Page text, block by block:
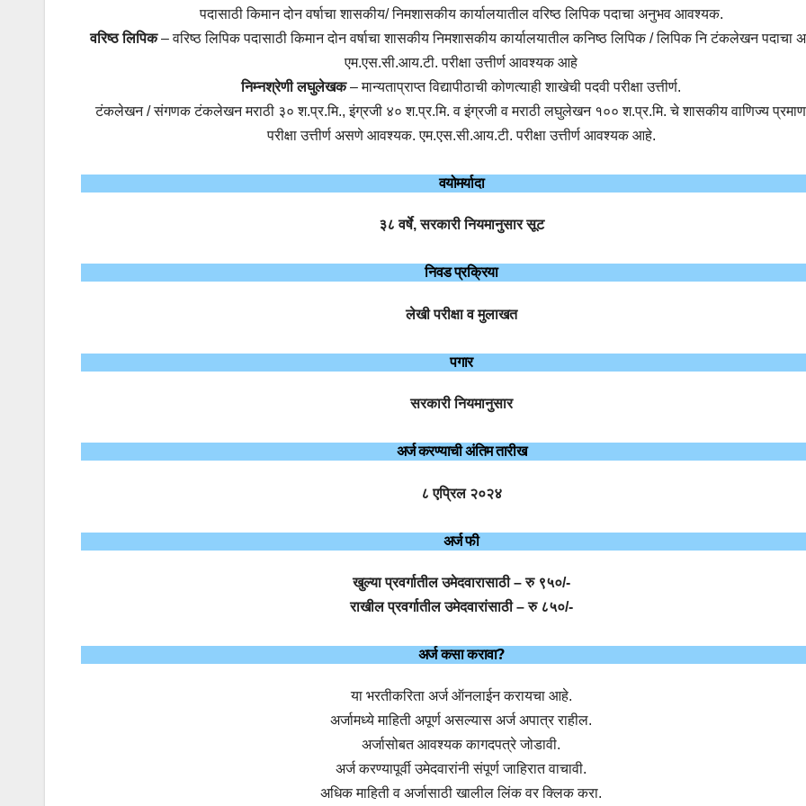
पदासाठी किमान दोन वर्षाचा शासकीय/ निमशासकीय कार्यालयातील वरिष्ठ लिपिक पदाचा अनुभव आवश्यक.
वरिष्ठ लिपिक– वरिष्ठ लिपिक पदासाठी किमान दोन वर्षाचा शासकीय निमशासकीय कार्यालयातील कनिष्ठ लिपिक / लिपिक नि टंकलेखन पदाचा
एम.एस.सी.आय.टी. परीक्षा उत्तीर्ण आवश्यक आहे
निम्नश्रेणी लघुलेखक– मान्यताप्राप्त विद्यापीठाची कोणत्याही शाखेची पदवी परीक्षा उत्तीर्ण.
टंकलेखन / संगणक टंकलेखन मराठी ३० श.प्र.मि., इंग्रजी ४० श.प्र.मि. व इंग्रजी व मराठी लघुलेखन १०० श.प्र.मि. चे शासकीय वाणिज्य
परीक्षा उत्तीर्ण असणे आवश्यक. एम.एस.सी.आय.टी. परीक्षा उत्तीर्ण आवश्यक आहे.
वयोमर्यादा
३८ वर्षे, सरकारी नियमानुसार सूट
निवड प्रक्रिया
लेखी परीक्षा व मुलाखत
पगार
सरकारी नियमानुसार
अर्ज करण्याची अंतिम तारीख
८ एप्रिल २०२४
अर्ज फी
खुल्या प्रवर्गातील उमेदवारासाठी – रु ९५०/-
राखील प्रवर्गातील उमेदवारांसाठी – रु ८५०/-
अर्ज कसा करावा?
या भरतीकरिता अर्ज ऑनलाईन करायचा आहे.
अर्जामध्ये माहिती अपूर्ण असल्यास अर्ज अपात्र राहील.
अर्जासोबत आवश्यक कागदपत्रे जोडावी.
अर्ज करण्यापूर्वी उमेदवारांनी संपूर्ण जाहिरात वाचावी.
अधिक माहिती व अर्जासाठी खालील लिंक वर क्लिक करा.